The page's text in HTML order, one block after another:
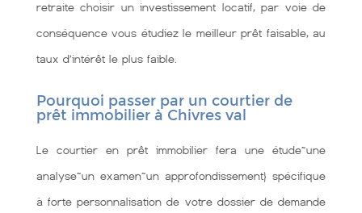
retraite choisir un investissement locatif, par voie de
conséquence vous étudiez le meilleur prêt faisable, au
taux d’intérêt le plus faible.
Pourquoi passer par un courtier de
prêt immobilier à Chivres val
Le courtier en prêt immobilier fera une étude~une
analyse~un examen~un approfondissement} spécifique
à forte personnalisation de votre dossier de demande